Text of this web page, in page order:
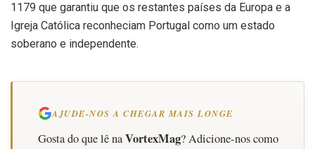
1179 que garantiu que os restantes países da Europa e a
Igreja Católica reconheciam Portugal como um estado
soberano e independente.
AJUDE-NOS A CHEGAR MAIS LONGE
Gosta do que lê naVortexMag? Adicione-nos como